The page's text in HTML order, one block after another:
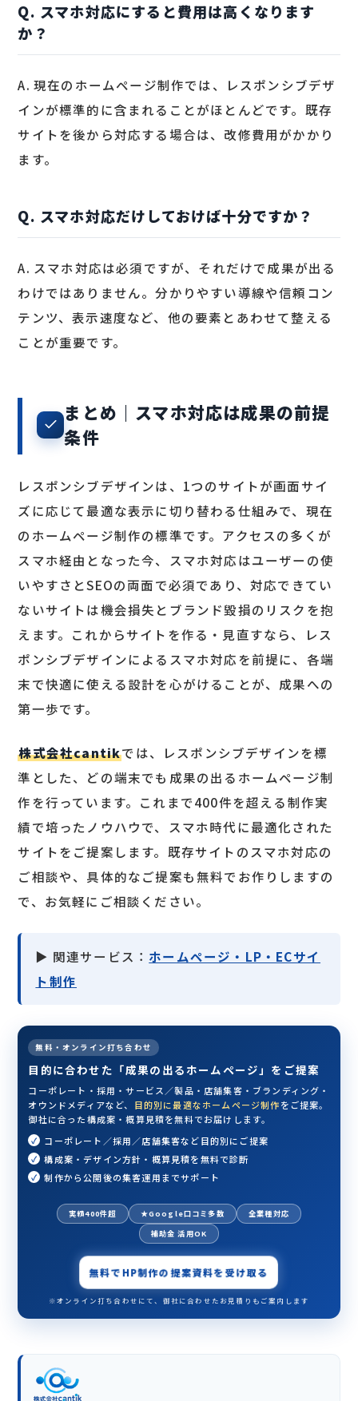
Q. スマホ対応にすると費用は高くなります
か？
A. 現在のホームページ制作では、レスポンシブデザ
インが標準的に含まれることがほとんどです。既存
サイトを後から対応する場合は、改修費用がかかり
ます。
Q. スマホ対応だけしておけば十分ですか？
A. スマホ対応は必須ですが、それだけで成果が出る
わけではありません。分かりやすい導線や信頼コン
テンツ、表示速度など、他の要素とあわせて整える
ことが重要です。
まとめ｜スマホ対応は成果の前提
条件
レスポンシブデザインは、1つのサイトが画面サイ
ズに応じて最適な表示に切り替わる仕組みで、現在
のホームページ制作の標準です。アクセスの多くが
スマホ経由となった今、スマホ対応はユーザーの使
いやすさとSEOの両面で必須であり、対応できてい
ないサイトは機会損失とブランド毀損のリスクを抱
えます。これからサイトを作る・見直すなら、レス
ポンシブデザインによるスマホ対応を前提に、各端
末で快適に使える設計を心がけることが、成果への
第一歩です。
株式会社cantikでは、レスポンシブデザインを標
準とした、どの端末でも成果の出るホームページ制
作を行っています。これまで400件を超える制作実
績で培ったノウハウで、スマホ時代に最適化された
サイトをご提案します。既存サイトのスマホ対応の
ご相談や、具体的なご提案も無料でお作りしますの
で、お気軽にご相談ください。
▶ 関連サービス： ホームページ・LP・ECサイ
ト制作
無料・オンライン打ち合わせ
目的に合わせた「成果の出るホームページ」をご提案
コーポレート・採用・サービス／製品・店舗集客・ブランディング・
オウンドメディアなど、 目的別に最適なホームページ制作をご提案。
御社に合った構成案・概算見積を無料でお届けします。
コーポレート／採用／店舗集客など目的別にご提案
構成案・デザイン方針・概算見積を無料で診断
制作から公開後の集客運用までサポート
実績400件超 ★Google口コミ多数
全業種対応
補助金 活用OK
無料でHP制作の提案資料を受け取る
※オンライン打ち合わせにて、御社に合わせたお見積りもご案内します